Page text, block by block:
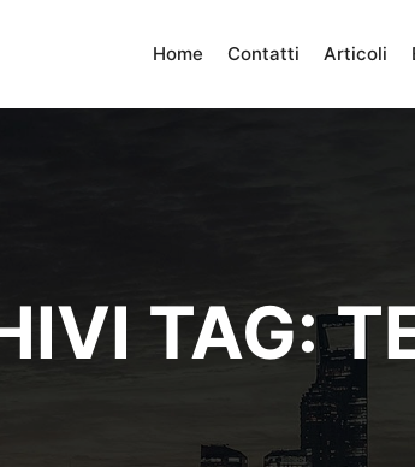
Home Contatti Articoli
TAG: